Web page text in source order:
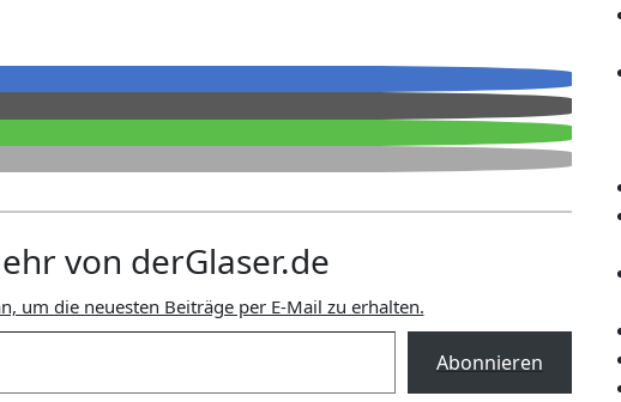
von derGlaser.de
um die neuesten Beiträge per E-Mail zu erhalten.
Abonnieren